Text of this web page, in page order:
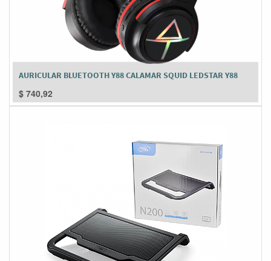
AURICULAR BLUETOOTH Y88 CALAMAR SQUID LEDSTAR Y88
$ 740,92